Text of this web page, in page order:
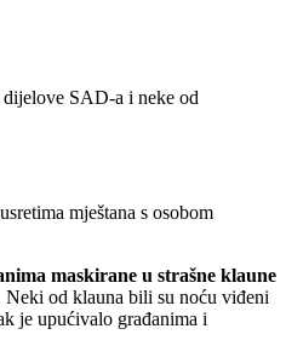
dijelove SAD-a i neke od
mještana s osobom
maskirane u strašne klaune
Neki od klauna bili su noću viđeni
je upućivalo građanima i